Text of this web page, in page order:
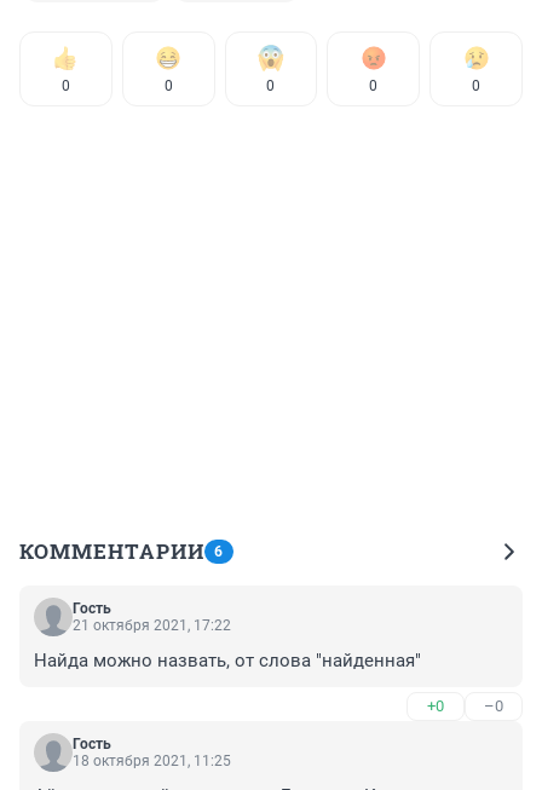
0 0 0 0 0
КОММЕНТАРИИ 6
Гость
21 октября 2021, 17:22
Найда можно назвать, от слова "найденная"
+0 –0
Гость
18 октября 2021, 11:25